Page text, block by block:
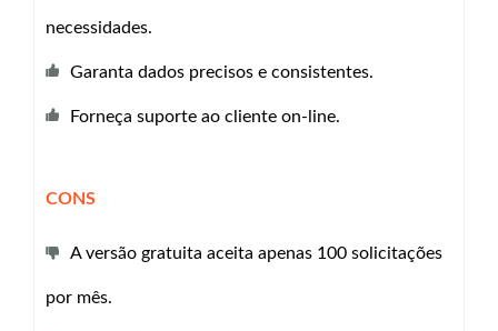
necessidades.
Garanta dados precisos e consistentes.
Forneça suporte ao cliente on-line.
CONS
A versão gratuita aceita apenas 100 solicitações
por mês.